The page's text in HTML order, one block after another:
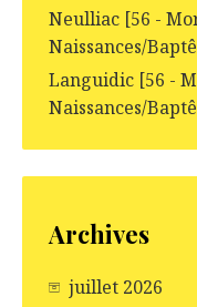
Neulliac [56 -
Naissances/
Languidic [56 -
Naissances/
Archives
juillet 2026